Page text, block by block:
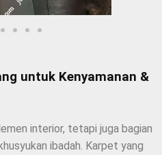
untuk Kenyamanan &
interior, tetapi juga bagian
ibadah. Karpet yang